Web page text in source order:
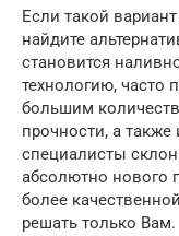
Если такой
найдите
становится
технологию,
большим
прочности, а
специалисты
абсолютно нового
более
решать только Вам.